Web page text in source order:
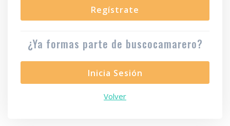
Regístrate
¿Ya formas parte de buscocamarero?
Inicia Sesión
Volver